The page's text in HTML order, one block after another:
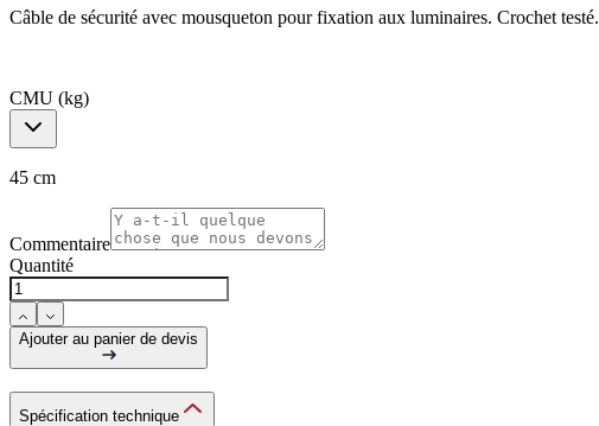
Câble de sécurité avec mousqueton pour fixation aux luminaires. Crochet testé.
CMU (kg)
45 cm
Commentaire
Quantité
Ajouter au panier de devis
Spécification technique